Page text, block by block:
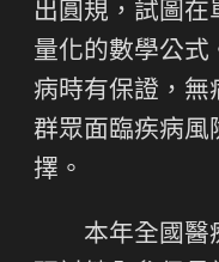
出圓規，試圖在
量化的數學公式
病時有保證，無
群眾面臨疾病風
擇。
本年全國醫